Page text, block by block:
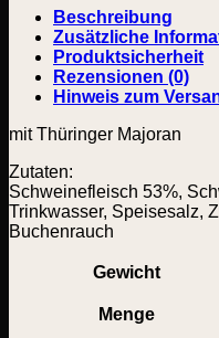
Beschreibung
Zusätzliche
Produktsicherheit
Rezensionen (0)
Hinweis zum
mit Thüringer Majoran
Zutaten:
Schweinefleisch 53%,
Trinkwasser, Speisesalz,
Buchenrauch
Gewicht
Menge